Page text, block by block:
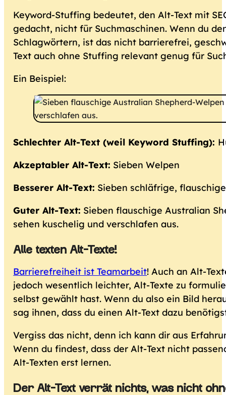
Keyword-Stuffing bedeutet, den Alt-Text mit
gedacht, nicht für Suchmaschinen. Wenn du
Schlagwörtern, ist das nicht barrierefrei,
Text auch ohne Stuffing relevant genug für
Ein Beispiel:
Schlechter Alt-Text (weil Keyword Stuffing):
Akzeptabler Alt-Text: Sieben Welpen
Besserer Alt-Text: Sieben schläfrige,
Guter Alt-Text: Sieben flauschige Australian
sehen kuschelig und verschlafen aus.
Alle texten Alt-Texte!
Barrierefreiheit ist Teamarbeit! Auch an Alt-
jedoch wesentlich leichter, Alt-Texte zu
selbst gewählt hast. Wenn du also ein Bild
sag ihnen, dass du einen Alt-Text dazu
Vergiss das nicht, denn ich kann dir aus
Wenn du findest, dass der Alt-Text nicht
Alt-Texten erst lernen.
Der Alt-Text verrät nichts, was nicht